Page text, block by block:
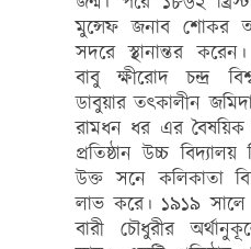
মুন্সেফ জনাব শোকর
সদরে স্থানান্তর
বাবু ক্ষীরোদ চন্দ্র
ডাবুয়ার তৎকালীন
রামধন ধর এর
প্রতিষ্ঠান উচ্চ
উক্ত সনে কলিকাতা
লাভ করে। ১৯১৯
বারী চৌধুরীর